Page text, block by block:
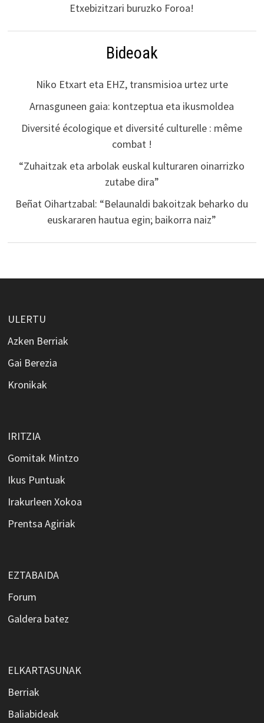
Etxebizitzari buruzko Foroa!
Bideoak
Niko Etxart eta EHZ, transmisioa urtez urte
Arnasguneen gaia: kontzeptua eta ikusmoldea
Diversité écologique et diversité culturelle : même
combat !
“Zuhaitzak eta arbolak euskal kulturaren oinarrizko
zutabe dira”
Beñat Oihartzabal: “Belaunaldi bakoitzak beharko du
euskararen hautua egin; baikorra naiz”
ULERTU
Azken Berriak
Gai Berezia
Kronikak
IRITZIA
Gomitak Mintzo
Ikus Puntuak
Irakurleen Xokoa
Prentsa Agiriak
EZTABAIDA
Forum
Galdera batez
ELKARTASUNAK
Berriak
Baliabideak